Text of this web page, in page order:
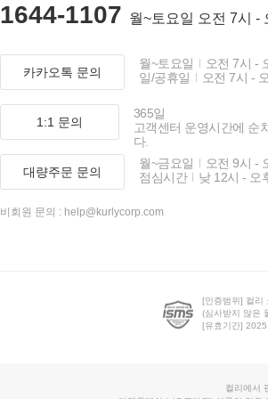
1644-1107 월~토요일 오전 7시 -
카카오톡 문의
월~토요일
오전 7시 -
일/공휴일
오전 7시 -
1:1 문의
365일
고객센터 운영시간에 순
다.
대량주문 문의
월~금요일
오전 9시 -
점심시간
낮 12시 - 오
비회원 문의 : help@kurlycorp.com
[인증범위] 컬리
(심사받지 않은
[유효기간]
컬리에서